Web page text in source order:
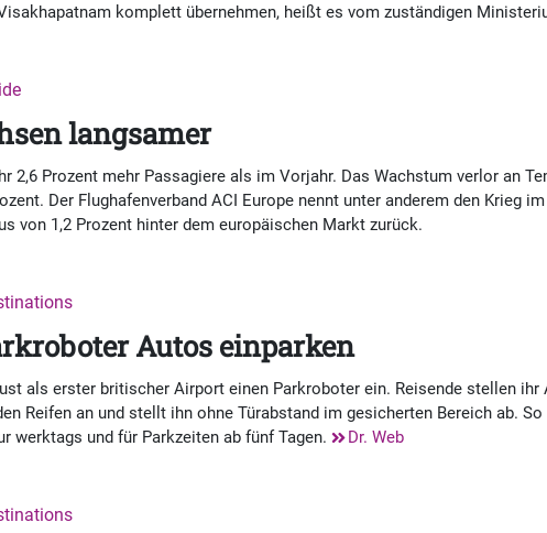
komplett übernehmen, heißt es vom zuständigen
langsamer
2,6 Prozent mehr Passagiere als im Vorjahr. Das Wachstum verlor an
Der Flughafenverband ACI Europe nennt unter anderem den Krieg
von 1,2 Prozent hinter dem europäischen Markt zurück.
Autos einparken
als erster britischer Airport einen Parkroboter ein. Reisende stellen ihr
Reifen an und stellt ihn ohne Türabstand im gesicherten Bereich ab.
werktags und für Parkzeiten ab fünf Tagen.
Dr. Web